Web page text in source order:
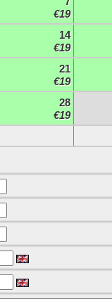
€19
14
€19
21
€19
28
€19